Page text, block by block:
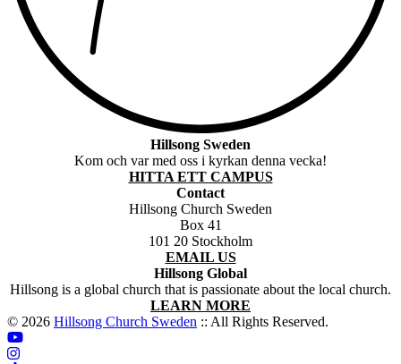
Hillsong Sweden
Kom och var med oss i kyrkan denna vecka!
HITTA ETT CAMPUS
Contact
Hillsong Church Sweden
Box 41
101 20 Stockholm
EMAIL US
Hillsong Global
Hillsong is a global church that is passionate about the local church.
LEARN MORE
© 2026 Hillsong Church Sweden :: All Rights Reserved.